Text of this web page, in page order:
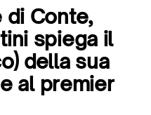
di Conte,
spiega il
della sua
al premier